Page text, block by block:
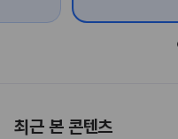
최근 본 콘텐츠